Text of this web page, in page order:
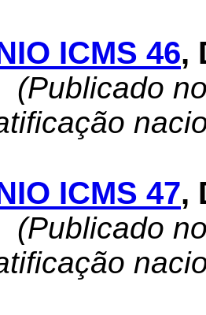
ICMS 46,
(Publicado
ICMS 47,
(Publicado